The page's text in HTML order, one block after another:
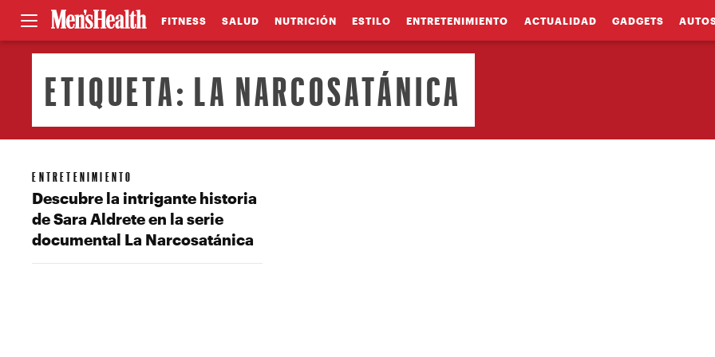
FITNESS SALUD NUTRICIÓN ESTILO ENTRETENIMIENTO ACTUALIDAD GADGETS
ETIQUETA: LA NARCOSATÁNICA
ENTRETENIMIENTO
Descubre la intrigante historia
de Sara Aldrete en la serie
documental La Narcosatánica